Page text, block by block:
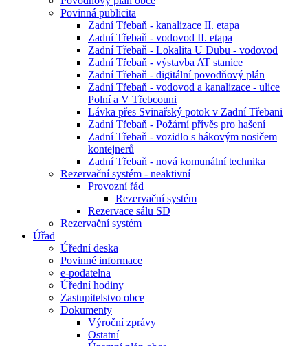
Povinná publicita
Zadní Třebaň - kanalizace II. etapa
Zadní Třebaň - vodovod II. etapa
Zadní Třebaň - Lokalita U Dubu - vodovod
Zadní Třebaň - výstavba AT stanice
Zadní Třebaň - digitální povodňový plán
Zadní Třebaň - vodovod a kanalizace - ulice
Polní a V Třebcouni
Lávka přes Svinařský potok v Zadní Třebani
Zadní Třebaň - Požární přívěs pro hašení
Zadní Třebaň - vozidlo s hákovým nosičem
kontejnerů
Zadní Třebaň - nová komunální technika
Rezervační systém - neaktivní
Provozní řád
Rezervační systém
Rezervace sálu SD
Rezervační systém
Úřad
Úřední deska
Povinné informace
e-podatelna
Úřední hodiny
Zastupitelstvo obce
Dokumenty
Výroční zprávy
Ostatní